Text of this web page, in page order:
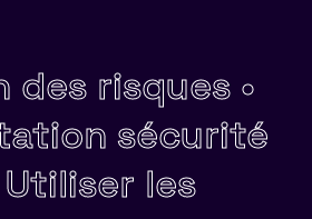
des risques •
sécurité
Utiliser les